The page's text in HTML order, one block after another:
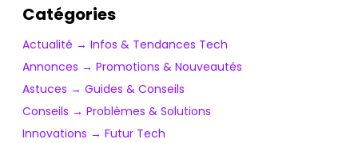
Catégories
Actualité → Infos & Tendances Tech
Annonces → Promotions & Nouveautés
Astuces → Guides & Conseils
Conseils → Problèmes & Solutions
Innovations → Futur Tech